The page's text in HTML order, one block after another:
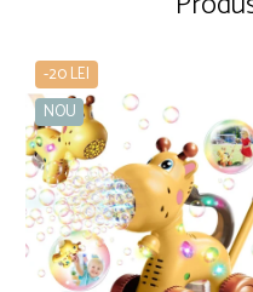
-20 LEI
NOU